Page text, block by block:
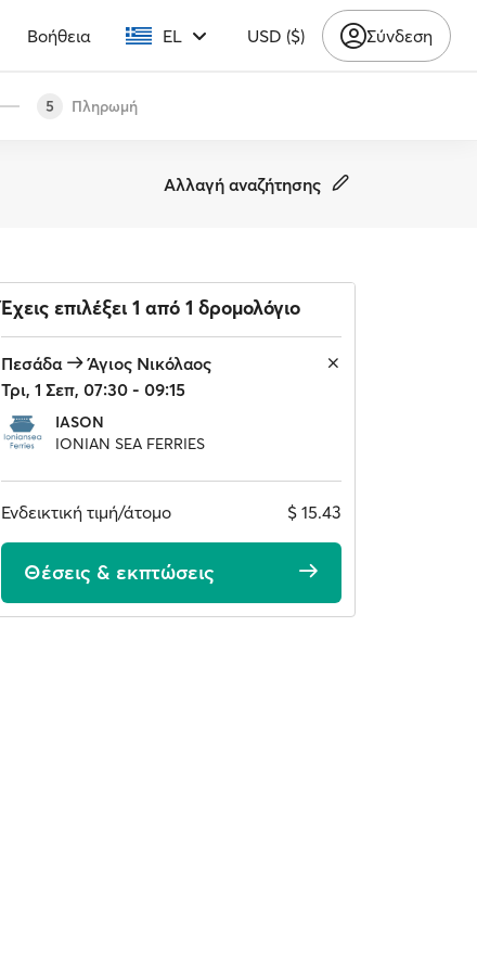
Βοήθεια EL USD ($) Σύνδεση
5 Πληρωμή
Αλλαγή αναζήτησης
Έχεις επιλέξει 1 από 1 δρομολόγιο
Πεσάδα
Άγιος Νικόλαος
Τρι, 1 Σεπ, 07:30 - 09:15
IASON
IONIAN SEA FERRIES
Ενδεικτική τιμή/άτομο $ 15.43
Θέσεις & εκπτώσεις